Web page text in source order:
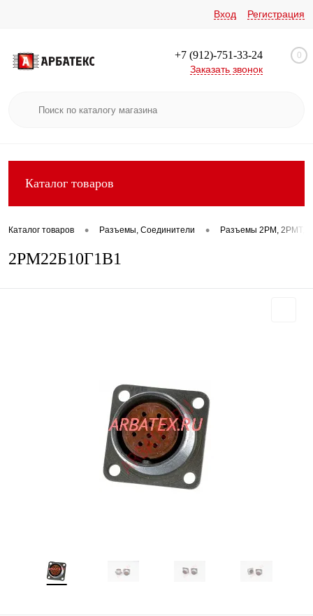
Вход Регистрация
+7 (912)-751-33-24
Заказать звонок
0
Каталог товаров
Каталог товаров • Разъемы, Соединители • Разъемы 2РМ, 2РМТ,
2РМ22Б10Г1В1